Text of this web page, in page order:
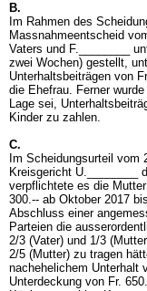
B.
Im Rahmen des
Massnahmeentscheid
Vaters und F.________
zwei Wochen) gestellt,
Unterhaltsbeiträgen von
die Ehefrau. Ferner
Lage sei,
Kinder zu zahlen.
C.
Im Scheidungsurteil vom
Kreisgericht U.________
verpflichtete es die
300.-- ab Oktober 2017
Abschluss einer
Parteien die
2/3 (Vater) und 1/3
2/5 (Mutter) zu tragen
nachehelichem Unterhalt
Unterdeckung von Fr.